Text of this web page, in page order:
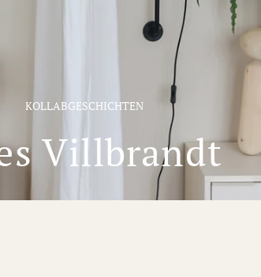
KOLLABGESCHICHTEN
Villbrandt